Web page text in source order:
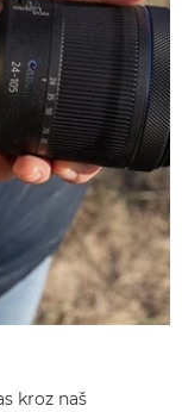
kroz naš